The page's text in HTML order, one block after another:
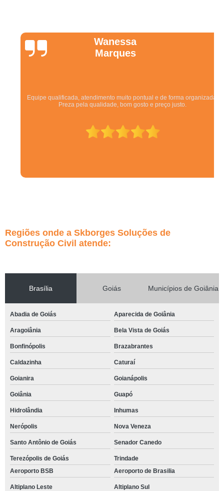
Wanessa
Marques
Equipe qualificada, atendimento muito pontual e de forma organizada.
Preza pela qualidade, bom gosto e preço justo.
Regiões onde a Skborges Soluções de
Construção Civil atende:
Brasília Goiás Municípios de Goiânia
Abadia de Goiás Aparecida de Goiânia
Aragoiânia Bela Vista de Goiás
Bonfinópolis Brazabrantes
Caldazinha Caturaí
Goianira Goianápolis
Goiânia Guapó
Hidrolândia Inhumas
Nerópolis Nova Veneza
Santo Antônio de Goiás Senador Canedo
Terezópolis de Goiás
Trindade
Aeroporto BSB
Aeroporto de Brasilia
Altiplano Leste Altiplano Sul